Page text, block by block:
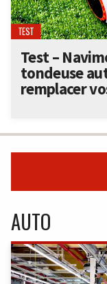
TEST
Test –
tondeuse
remplacer
AUTO